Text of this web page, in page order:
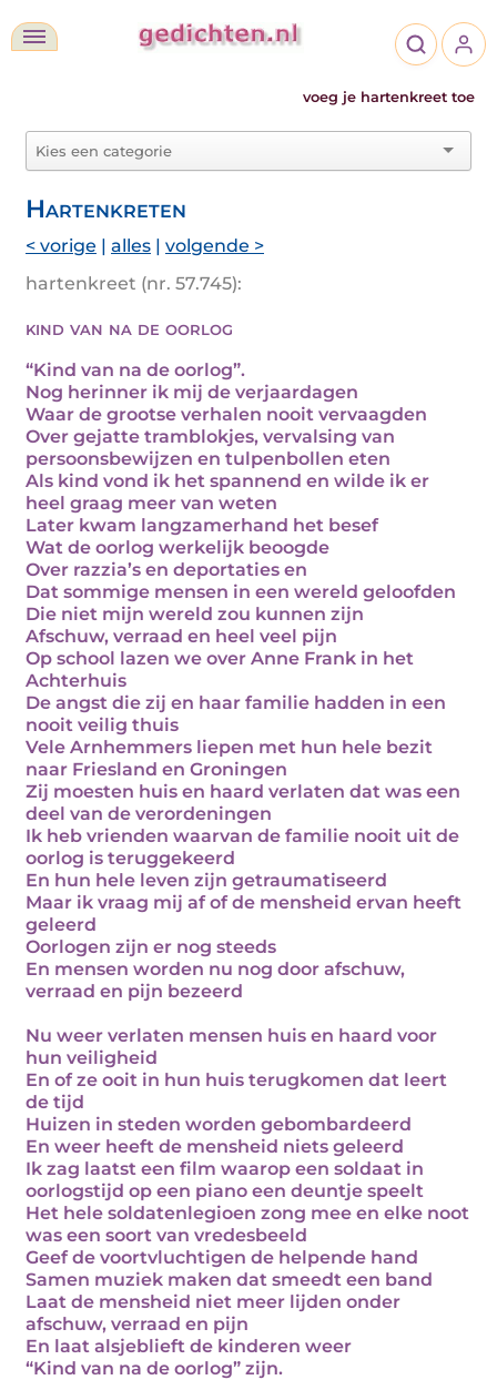
voeg je hartenkreet toe
Hartenkreten
< vorige | alles | volgende >
hartenkreet (nr. 57.745):
kind van na de oorlog
“Kind van na de oorlog”.
Nog herinner ik mij de verjaardagen
Waar de grootse verhalen nooit vervaagden
Over gejatte tramblokjes, vervalsing van
persoonsbewijzen en tulpenbollen eten
Als kind vond ik het spannend en wilde ik er
heel graag meer van weten
Later kwam langzamerhand het besef
Wat de oorlog werkelijk beoogde
Over razzia’s en deportaties en
Dat sommige mensen in een wereld geloofden
Die niet mijn wereld zou kunnen zijn
Afschuw, verraad en heel veel pijn
Op school lazen we over Anne Frank in het
Achterhuis
De angst die zij en haar familie hadden in een
nooit veilig thuis
Vele Arnhemmers liepen met hun hele bezit
naar Friesland en Groningen
Zij moesten huis en haard verlaten dat was een
deel van de verordeningen
Ik heb vrienden waarvan de familie nooit uit de
oorlog is teruggekeerd
En hun hele leven zijn getraumatiseerd
Maar ik vraag mij af of de mensheid ervan heeft
geleerd
Oorlogen zijn er nog steeds
En mensen worden nu nog door afschuw,
verraad en pijn bezeerd
Nu weer verlaten mensen huis en haard voor
hun veiligheid
En of ze ooit in hun huis terugkomen dat leert
de tijd
Huizen in steden worden gebombardeerd
En weer heeft de mensheid niets geleerd
Ik zag laatst een film waarop een soldaat in
oorlogstijd op een piano een deuntje speelt
Het hele soldatenlegioen zong mee en elke noot
was een soort van vredesbeeld
Geef de voortvluchtigen de helpende hand
Samen muziek maken dat smeedt een band
Laat de mensheid niet meer lijden onder
afschuw, verraad en pijn
En laat alsjeblieft de kinderen weer
“Kind van na de oorlog” zijn.